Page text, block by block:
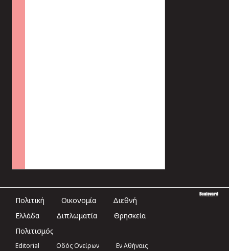
Πολιτική Οικονομία
Διεθνή
Ελλάδα
Διπλωματία
Θρησκεία
Πολιτισμός
Editorial Οδός Ονείρων Εν Αθήναις